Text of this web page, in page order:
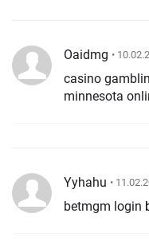
Oaidmg •
casino
minnesota
Yyhahu •
betmgm login